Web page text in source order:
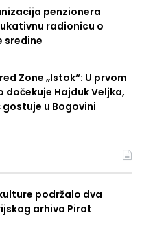
penzionera
radionicu o
sredine
Zone „Istok“: U prvom
dočekuje Hajduk Veljka,
gostuje u Bogovini
podržalo dva
arhiva Pirot